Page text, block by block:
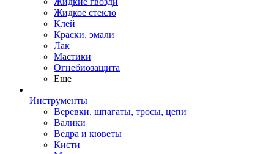
Жидкое стекло
Клей
Краски, эмали
Лак
Мастики
Огнебиозащита
Еще
Инструменты
Веревки, шпагаты, тросы, цепи
Валики
Вёдра и кюветы
Кисти